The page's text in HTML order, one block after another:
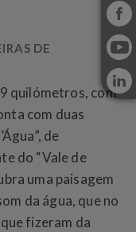
DE
quilómetros, com
com duas
de
do “Vale de
uma paisagem
da água, que no
fizeram da